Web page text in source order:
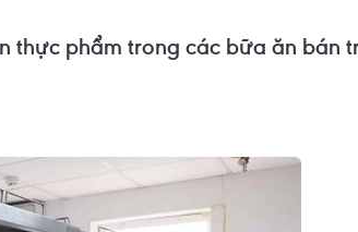
phẩm trong các bữa ăn bán